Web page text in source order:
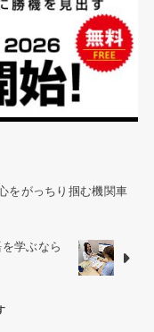
をがっちり掴む機関車
学ぶなら